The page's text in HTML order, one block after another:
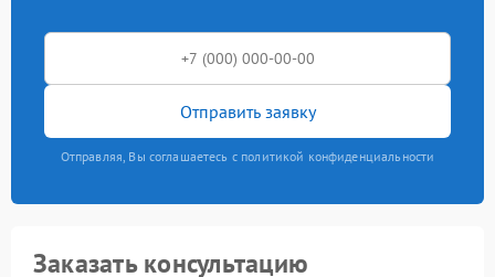
Отправить заявку
Отправляя, Вы соглашаетесь с политикой конфиденциальности
Заказать консультацию